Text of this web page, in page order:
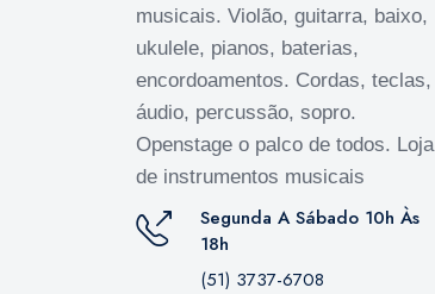
musicais. Violão, guitarra, baixo,
ukulele, pianos, baterias,
encordoamentos. Cordas, teclas,
áudio, percussão, sopro.
Openstage o palco de todos. Loja
de instrumentos musicais
Segunda A Sábado 10h Às
18h
(51) 3737-6708